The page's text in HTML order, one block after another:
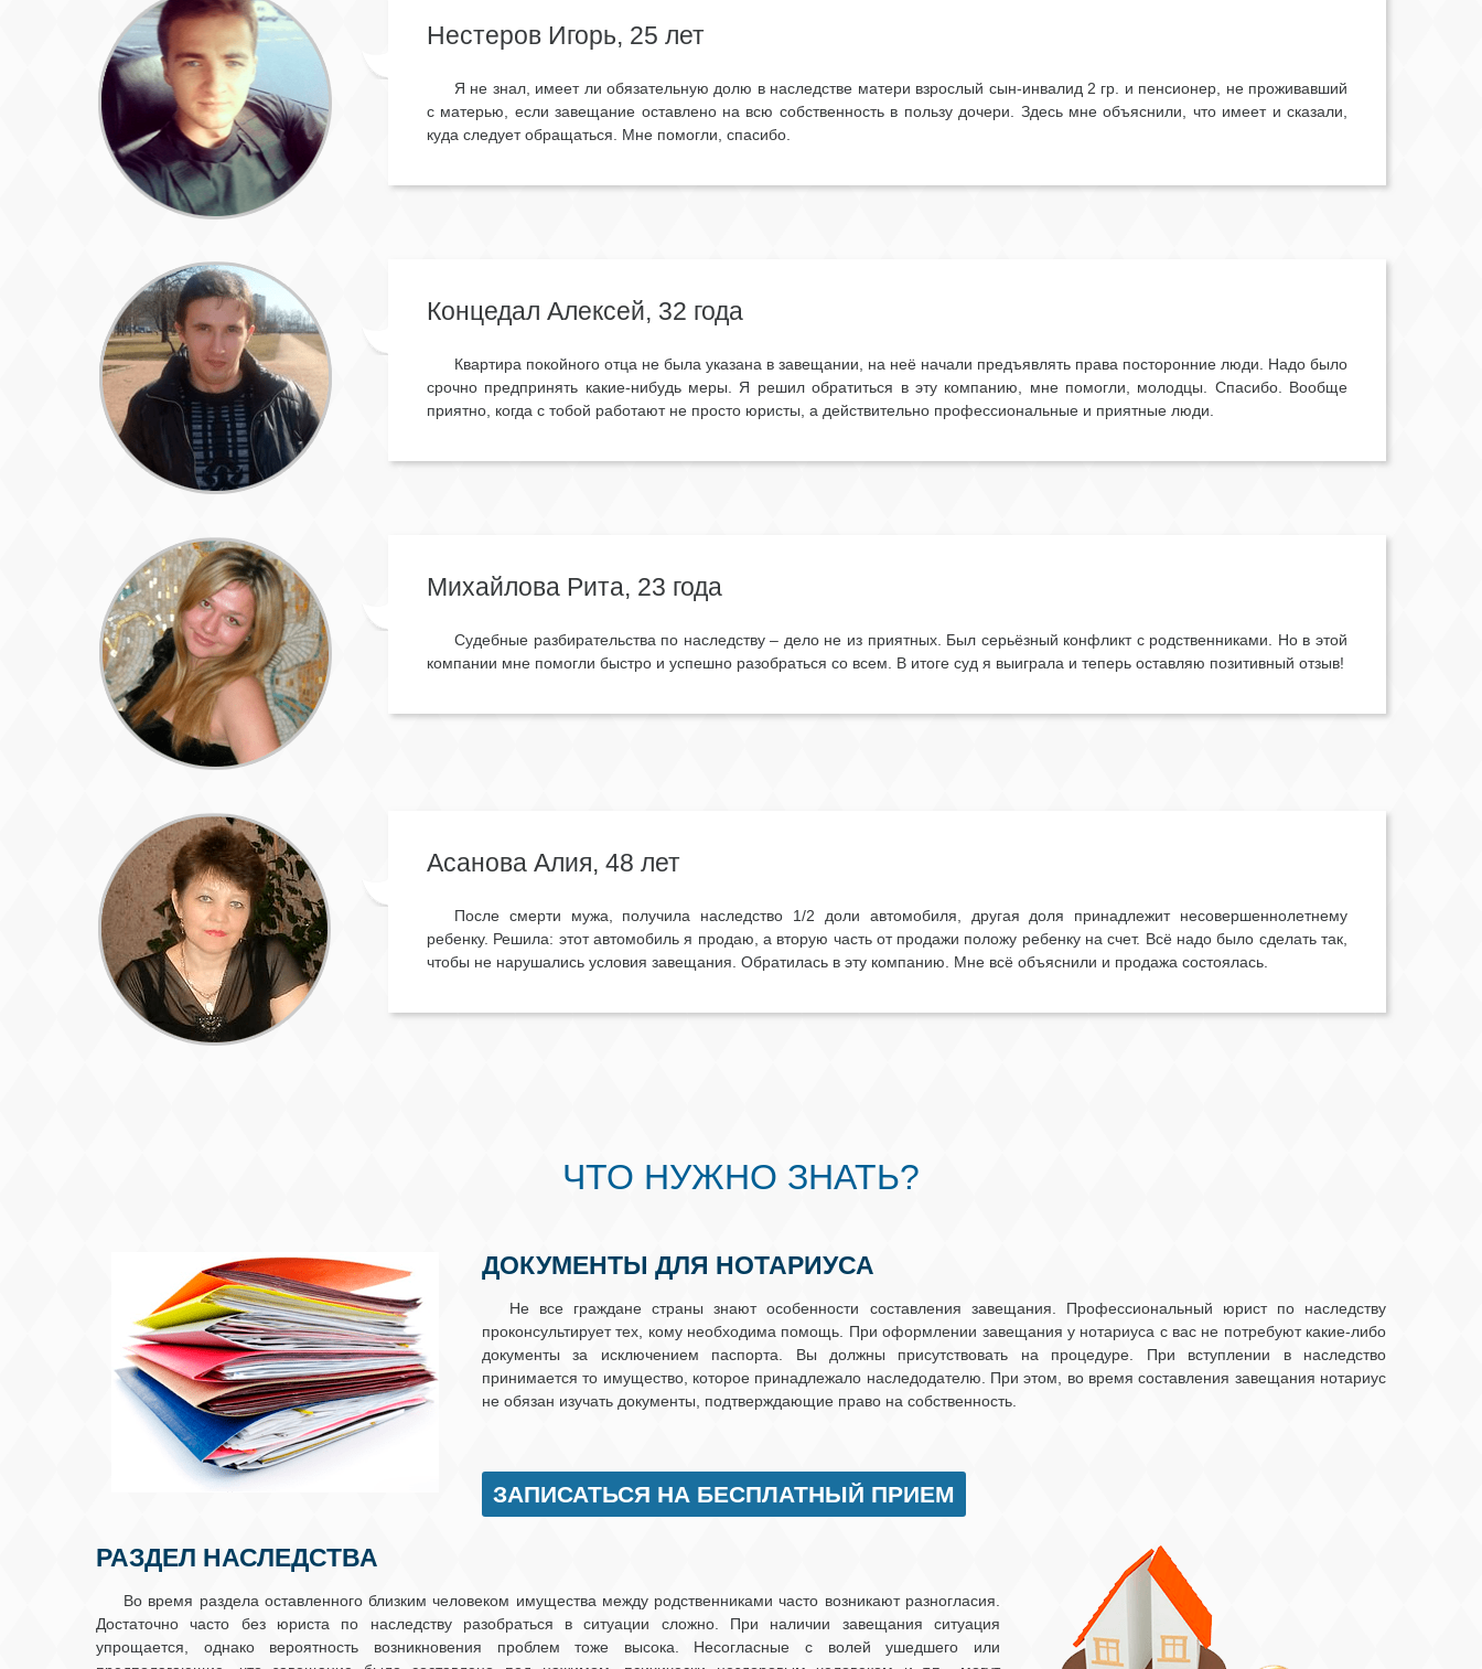
Нестеров Игорь, 25 лет
Я не знал, имеет ли обязательную долю в наследстве матери взрослый сын-инвалид 2 гр. и пенсионер, не проживавший
с матерью, если завещание оставлено на всю собственность в пользу дочери. Здесь мне объяснили, что имеет и сказали,
куда следует обращаться. Мне помогли, спасибо.
Концедал Алексей, 32 года
Квартира покойного отца не была указана в завещании, на неё начали предъявлять права посторонние люди. Надо было
срочно предпринять какие-нибудь меры. Я решил обратиться в эту компанию, мне помогли, молодцы. Спасибо. Вообще
приятно, когда с тобой работают не просто юристы, а действительно профессиональные и приятные люди.
Михайлова Рита, 23 года
Судебные разбирательства по наследству – дело не из приятных. Был серьёзный конфликт с родственниками. Но в этой
компании мне помогли быстро и успешно разобраться со всем. В итоге суд я выиграла и теперь оставляю позитивный отзыв!
Асанова Алия, 48 лет
После смерти мужа, получила наследство 1/2 доли автомобиля, другая доля принадлежит несовершеннолетнему
ребенку. Решила: этот автомобиль я продаю, а вторую часть от продажи положу ребенку на счет. Всё надо было сделать так,
чтобы не нарушались условия завещания. Обратилась в эту компанию. Мне всё объяснили и продажа состоялась.
ЧТО НУЖНО ЗНАТЬ?
ДОКУМЕНТЫ ДЛЯ НОТАРИУСА
Не все граждане страны знают особенности составления завещания. Профессиональный юрист по наследству
проконсультирует тех, кому необходима помощь. При оформлении завещания у нотариуса с вас не потребуют какие-либо
документы за исключением паспорта. Вы должны присутствовать на процедуре. При вступлении в наследство
принимается то имущество, которое принадлежало наследодателю. При этом, во время составления завещания нотариус
не обязан изучать документы, подтверждающие право на собственность.
ЗАПИСАТЬСЯ НА БЕСПЛАТНЫЙ ПРИЕМ
РАЗДЕЛ НАСЛЕДСТВА
Во время раздела оставленного близким человеком имущества между родственниками часто возникают разногласия.
Достаточно часто без юриста по наследству разобраться в ситуации сложно. При наличии завещания ситуация
упрощается, однако вероятность возникновения проблем тоже высока. Несогласные с волей ушедшего или